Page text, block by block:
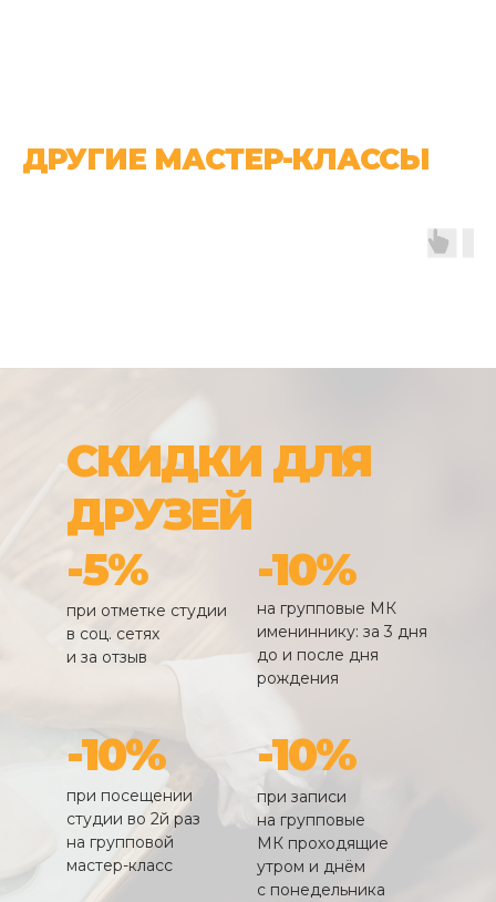
ДРУГИЕ МАСТЕР-КЛАССЫ
при записи
на групповые
МК проходящие
утром и днём
с понедельника
-10%
при посещении
студии во 2й раз
на групповой
мастер-класс
-10%
на групповые МК
имениннику: за 3 дня
до и после дня
рождения
-10%
при отметке студии
в соц. сетях
и за отзыв
-5%
СКИДКИ ДЛЯ
ДРУЗЕЙ